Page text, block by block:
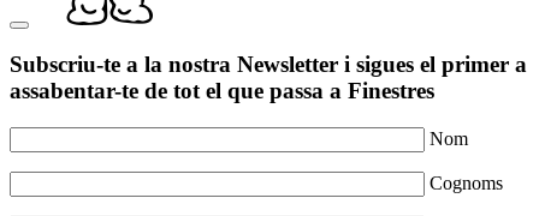
Subscriu-te a la nostra Newsletter i sigues el primer a
assabentar-te de tot el que passa a Finestres
Nom
Cognoms